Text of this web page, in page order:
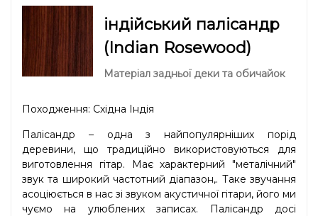
індійський палісандр
(Indian Rosewood)
Матеріал задньої деки та обичайок
Походження: Східна Індія
Палісандр – одна з найпопулярніших порід
деревини, що традиційно використовуються для
виготовлення гітар. Має характерний "металічний"
звук та широкий частотний діапазон,. Таке звучання
асоціюється в нас зі звуком акустичної гітари, його ми
чуємо на улюблених записах. Палісандр досі